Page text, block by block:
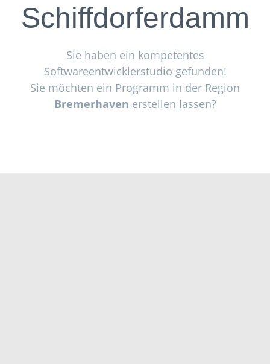
Schiffdorferdamm
Sie haben ein kompetentes
Softwareentwicklerstudio gefunden!
Sie möchten ein Programm in der Region
Bremerhaven erstellen lassen?